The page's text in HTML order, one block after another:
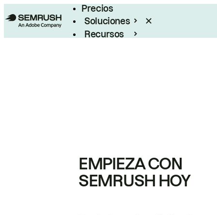
Precios
Soluciones
Recursos
EMPIEZA CON
SEMRUSH HOY